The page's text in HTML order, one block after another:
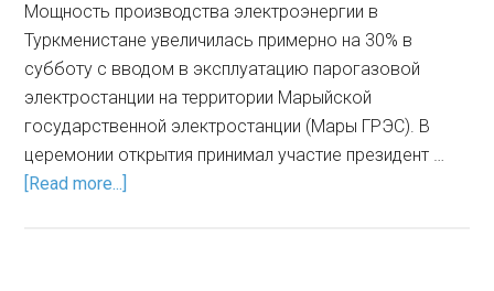
Мощность производства электроэнергии в
Туркменистане увеличилась примерно на 30% в
субботу с вводом в эксплуатацию парогазовой
электростанции на территории Марыйской
государственной электростанции (Мары ГРЭС). В
церемонии открытия принимал участие президент …
[Read more...]